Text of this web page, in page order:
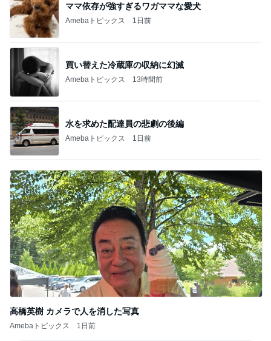
ママ依存が強すぎるワガママな愛犬
Amebaトピックス 1日前
買い替えた冷蔵庫の収納に幻滅
Amebaトピックス 13時間前
水を求めた配達員の悲劇の後編
Amebaトピックス 1日前
高橋英樹 カメラで人を消した写真
Amebaトピックス 1日前